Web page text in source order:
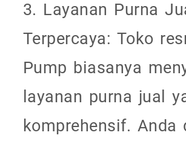
3. Layanan Purna
Terpercaya: Toko
Pump biasanya
layanan purna jual
komprehensif. Anda